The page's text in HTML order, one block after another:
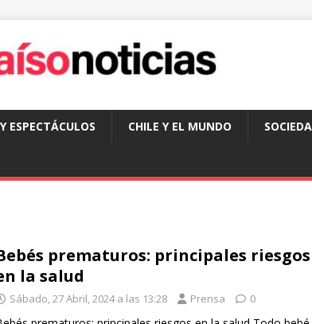
ESPECTÁCULOS CHILE Y EL MUNDO
prematuros: principales riesgos
la salud
Sábado, 27 Abril, 2024 a las 13:28 Prensa 0